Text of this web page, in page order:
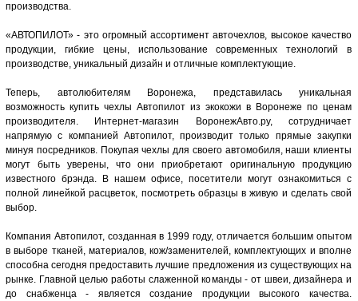
производства.
«АВТОПИЛОТ» - это огромный ассортимент авточехлов, высокое качество
продукции, гибкие цены, использование современных технологий в
производстве, уникальный дизайн и отличные комплектующие.
Теперь, автолюбителям Воронежа, представилась уникальная
возможность купить чехлы Автопилот из экокожи в Воронеже по ценам
производителя. Интернет-магазин ВоронежАвто.ру, сотрудничает
напрямую с компанией Автопилот, производит только прямые закупки
минуя посредников. Покупая чехлы для своего автомобиля, наши клиенты
могут быть уверены, что они приобретают оригинальную продукцию
известного брэнда. В нашем офисе, посетители могут ознакомиться с
полной линейкой расцветок, посмотреть образцы в живую и сделать свой
выбор.
Компания Автопилот, созданная в 1999 году, отличается большим опытом
в выборе тканей, материалов, кож/заменителей, комплектующих и вполне
способна сегодня предоставить лучшие предложения из существующих на
рынке. Главной целью работы слаженной команды - от швеи, дизайнера и
до снабженца - является создание продукции высокого качества.